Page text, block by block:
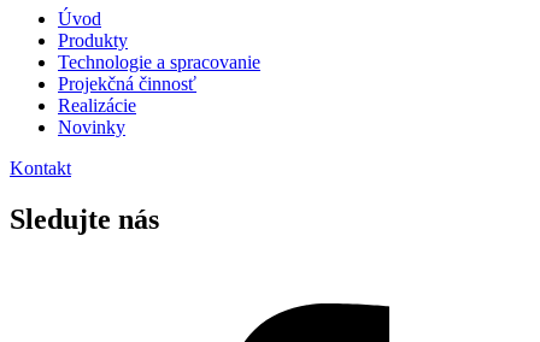
Úvod
Produkty
Technologie a spracovanie
Projekčná činnosť
Realizácie
Novinky
Kontakt
Sledujte nás